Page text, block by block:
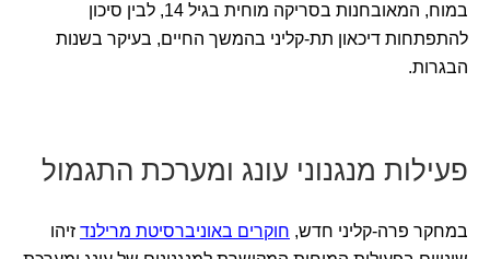
במוח, המאובחנות בסריקה מוחית בגיל 14, לבין סיכון
להתפתחות דיכאון תת-קליני בהמשך החיים, בעיקר בשנות
הבגרות.
פעילות מנגנוני עונג ומערכת התגמול
במחקר פרה-קליני חדש, חוקרים באוניברסיטת מרילנד זיהו